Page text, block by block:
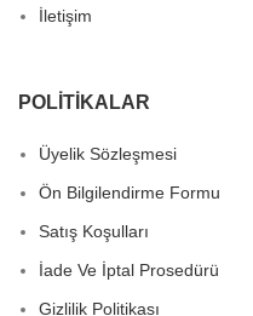
İletişim
POLITIKALAR
Üyelik Sözleşmesi
Ön Bilgilendirme Formu
Satış Koşulları
İade Ve İptal Prosedürü
Gizlilik Politikası